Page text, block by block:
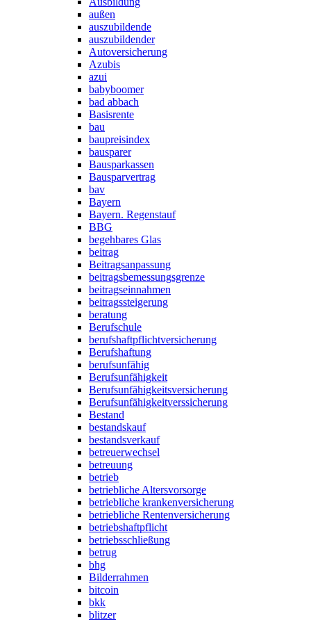
außen
auszubildende
auszubildender
Autoversicherung
Azubis
azui
babyboomer
bad abbach
Basisrente
bau
baupreisindex
bausparer
Bausparkassen
Bausparvertrag
bav
Bayern
Bayern. Regenstauf
BBG
begehbares Glas
beitrag
Beitragsanpassung
beitragsbemessungsgrenze
beitragseinnahmen
beitragssteigerung
beratung
Berufschule
berufshaftpflichtversicherung
Berufshaftung
berufsunfähig
Berufsunfähigkeit
Berufsunfähigkeitsversicherung
Berufsunfähigkeitverssicherung
Bestand
bestandskauf
bestandsverkauf
betreuerwechsel
betreuung
betrieb
betriebliche Altersvorsorge
betriebliche krankenversicherung
betriebliche Rentenversicherung
betriebshaftpflicht
betriebsschließung
betrug
bhg
Bilderrahmen
bitcoin
bkk
blitzer